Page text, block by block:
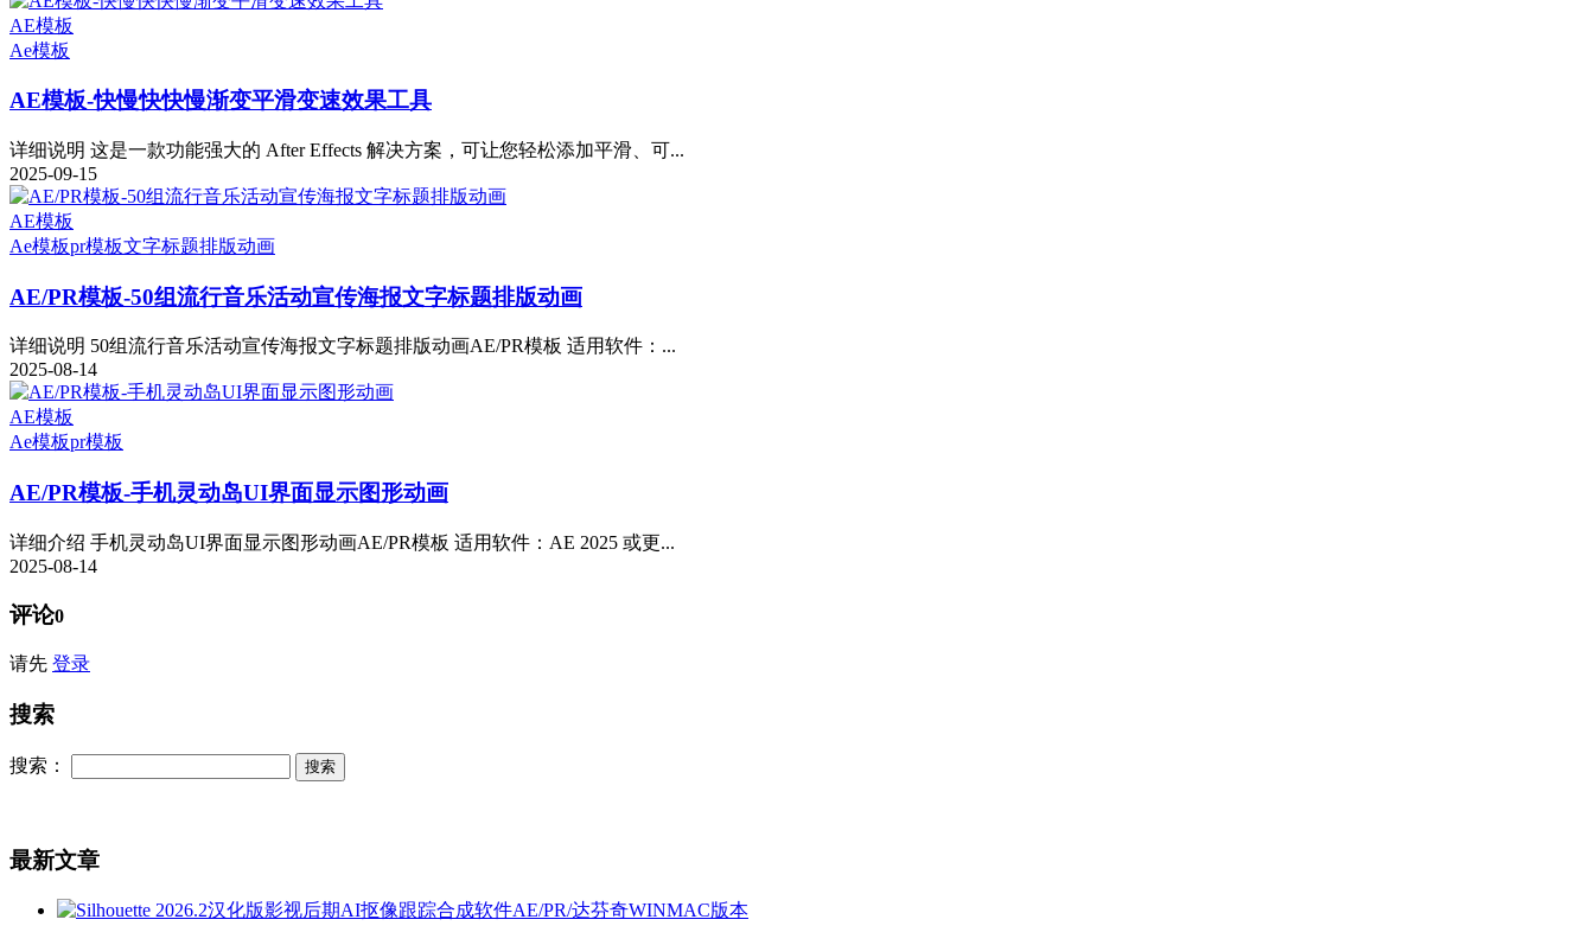
AE模板
Ae模板
AE模板-快慢快快慢渐变平滑变速效果工具
详细说明 这是一款功能强大的 After Effects 解决方案，可让您轻松添加平滑、可...
2025-09-15
AE模板
Ae模板pr模板文字标题排版动画
AE/PR模板-50组流行音乐活动宣传海报文字标题排版动画
详细说明 50组流行音乐活动宣传海报文字标题排版动画AE/PR模板 适用软件：...
2025-08-14
AE模板
Ae模板pr模板
AE/PR模板-手机灵动岛UI界面显示图形动画
详细介绍 手机灵动岛UI界面显示图形动画AE/PR模板 适用软件：AE 2025 或更...
2025-08-14
评论0
请先 登录
搜索
搜索：
最新文章